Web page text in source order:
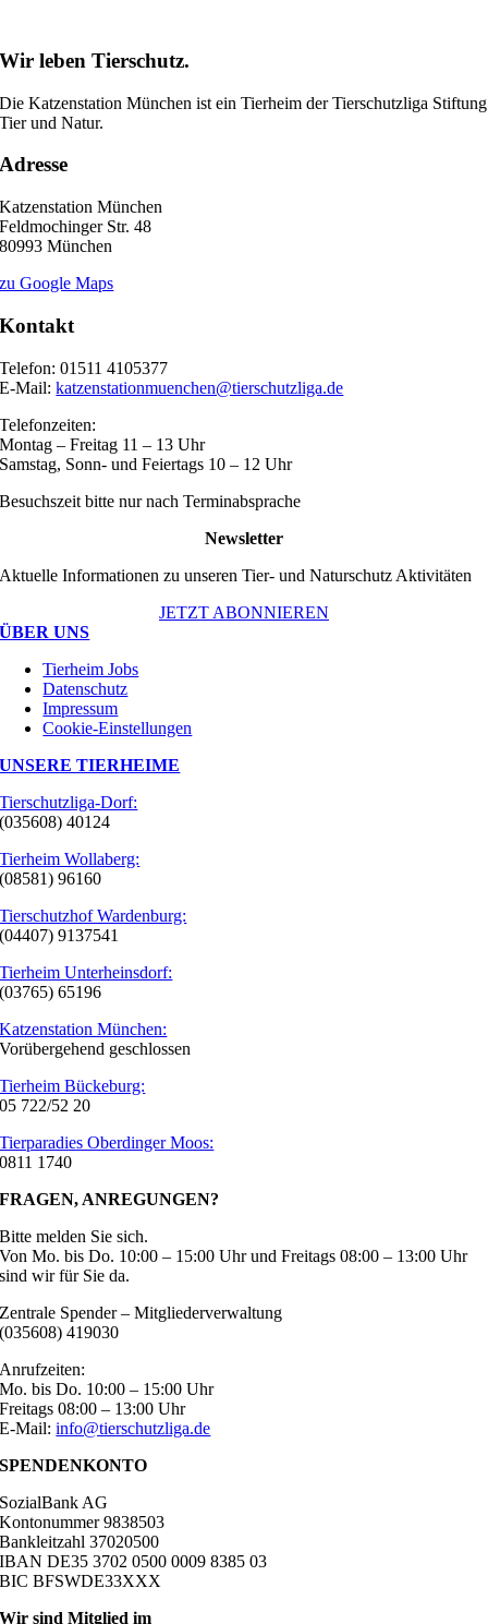
Wir leben Tierschutz.
Die Katzenstation München ist ein Tierheim der Tierschutzliga Stiftung
Tier und Natur.
Adresse
Katzenstation München
Feldmochinger Str. 48
80993 München
zu Google Maps
Kontakt
Telefon: 01511 4105377
E-Mail:katzenstationmuenchen@tierschutzliga.de
Telefonzeiten:
Montag – Freitag 11 – 13 Uhr
Samstag, Sonn- und Feiertags 10 – 12 Uhr
Besuchszeit bitte nur nach Terminabsprache
Newsletter
Aktuelle Informationen zu unseren Tier- und Naturschutz Aktivitäten
JETZT ABONNIEREN
ÜBER UNS
Tierheim Jobs
Datenschutz
Impressum
Cookie-Einstellungen
UNSERE TIERHEIME
Tierschutzliga-Dorf:
(035608) 40124
Tierheim Wollaberg:
(08581) 96160
Tierschutzhof Wardenburg:
(04407) 9137541
Tierheim Unterheinsdorf:
(03765) 65196
Katzenstation München:
Vorübergehend geschlossen
Tierheim Bückeburg:
05 722/52 20
Tierparadies Oberdinger Moos:
0811 1740
FRAGEN, ANREGUNGEN?
Bitte melden Sie sich.
Von Mo. bis Do. 10:00 – 15:00 Uhr und Freitags 08:00 – 13:00 Uhr
sind wir für Sie da.
Zentrale Spender – Mitgliederverwaltung
(035608) 419030
Anrufzeiten:
Mo. bis Do. 10:00 – 15:00 Uhr
Freitags 08:00 – 13:00 Uhr
E-Mail:info@tierschutzliga.de
SPENDENKONTO
SozialBank AG
Kontonummer 9838503
Bankleitzahl 37020500
IBAN DE35 3702 0500 0009 8385 03
BIC BFSWDE33XXX
Wir sind Mitglied im